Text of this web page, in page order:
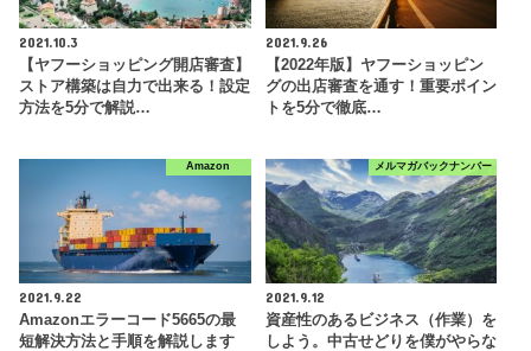
2021.10.3
【ヤフーショッピング開店審査】
ストア構築は自力で出来る！設定
方法を5分で解説…
2021.9.26
【2022年版】ヤフーショッピン
グの出店審査を通す！重要ポイン
トを5分で徹底…
Amazon
2021.9.22
Amazonエラーコード5665の最
短解決方法と手順を解説します
メルマガバックナンバー
2021.9.12
資産性のあるビジネス（作業）を
しよう。中古せどりを僕がやらな